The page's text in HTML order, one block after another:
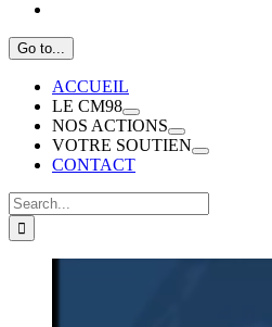
Go to...
ACCUEIL
LE CM98
NOS ACTIONS
VOTRE SOUTIEN
CONTACT
Search
for: